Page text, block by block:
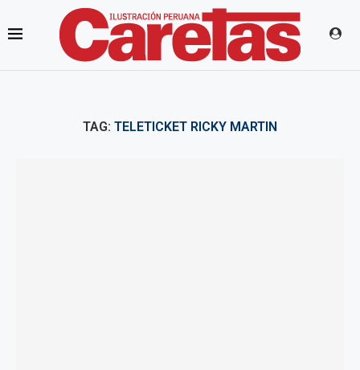
TAG: TELETICKET RICKY MARTIN